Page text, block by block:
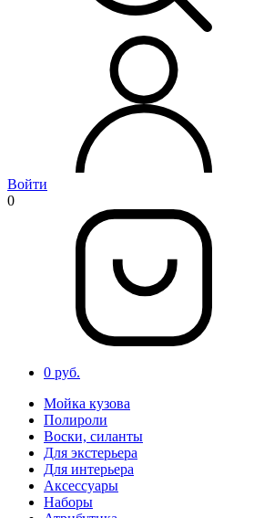
Войти
0
0 руб.
Мойка кузова
Полироли
Воски, силанты
Для экстерьера
Для интерьера
Аксессуары
Наборы